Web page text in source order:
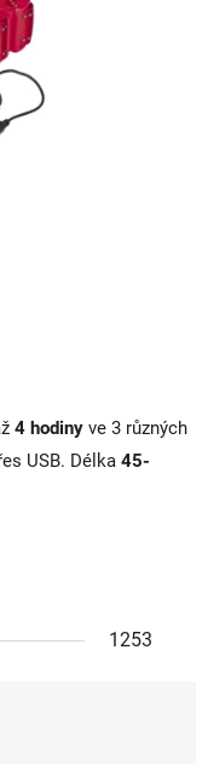
4 hodiny ve 3 různých
USB. Délka 45-
1253